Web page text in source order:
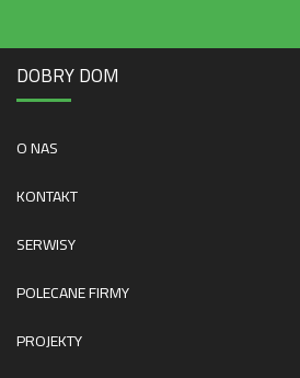
DOBRY DOM
O NAS
KONTAKT
SERWISY
POLECANE FIRMY
PROJEKTY